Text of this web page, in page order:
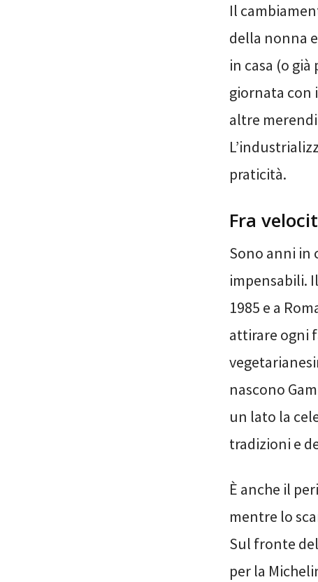
Il
della nonna
in casa (o
giornata con
altre
praticità.
Fra
Sono anni in
impensabili.
1985 e a
attirare ogni
nascono
un lato la
tradizioni e
È anche il
mentre lo
Sul fronte
per la